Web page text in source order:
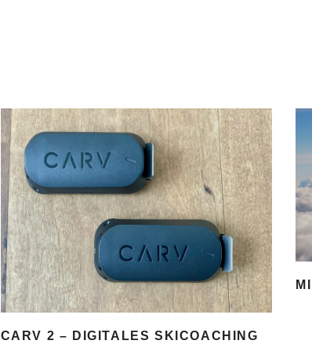
CARV 2 – DIGITALES SKICOACHING